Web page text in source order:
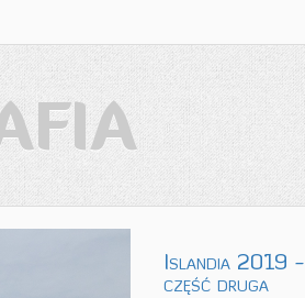
Islandia 2019
część druga